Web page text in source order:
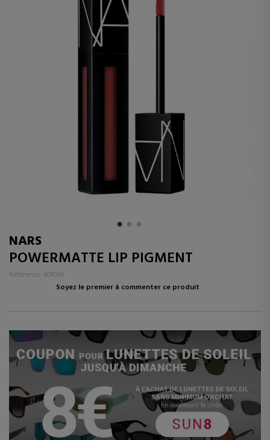
NARS
POWERMATTE LIP PIGMENT
Référence: 609594
Soyez le premier à commenter ce produit